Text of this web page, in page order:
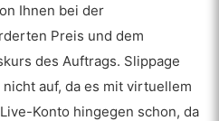
Ihnen bei der
Preis und dem
des Auftrags. Slippage
auf, da es mit virtuellem
Konto hingegen schon, da